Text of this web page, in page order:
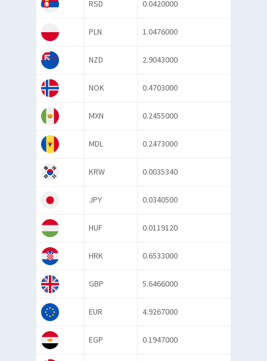
RSD 0.0420000
PLN 1.0476000
NZD 2.9043000
NOK 0.4703000
MXN 0.2455000
MDL 0.2473000
KRW 0.0035340
JPY 0.0340500
HUF 0.0119120
HRK 0.6533000
GBP 5.6466000
EUR 4.9267000
EGP 0.1947000